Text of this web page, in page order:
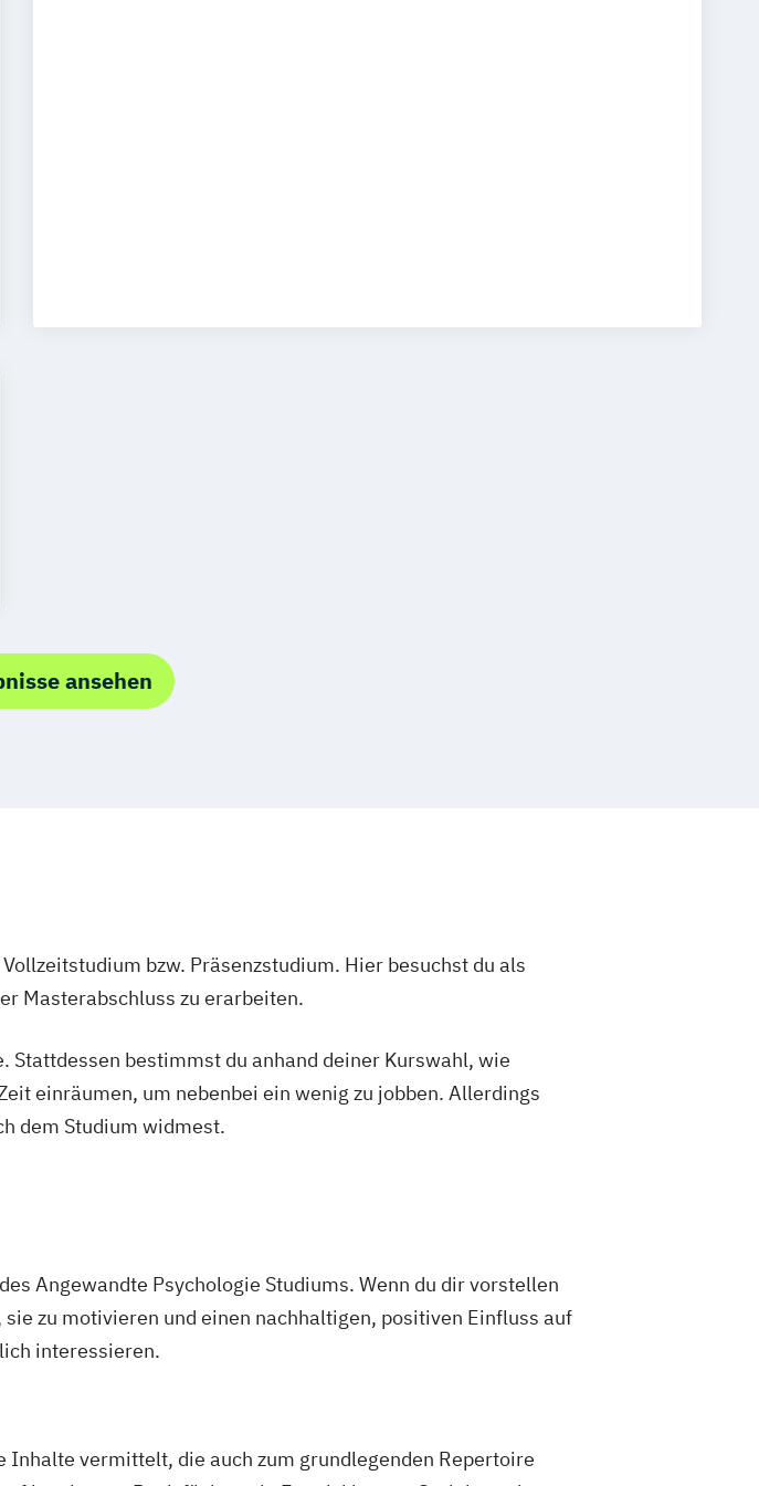
ansehen
bzw. Präsenzstudium. Hier besuchst du als
Masterabschluss zu erarbeiten.
bestimmst du anhand deiner Kurswahl, wie
einräumen, um nebenbei ein wenig zu jobben. Allerdings
dem Studium widmest.
Angewandte Psychologie Studiums. Wenn du dir vorstellen
zu motivieren und einen nachhaltigen, positiven Einfluss auf
interessieren.
vermittelt, die auch zum grundlegenden Repertoire